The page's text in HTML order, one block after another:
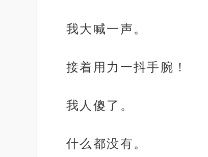
我大喊一声。
接着用力一抖手腕！
我人傻了。
什么都没有。